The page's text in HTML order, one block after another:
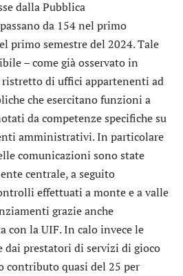
dalla Pubblica
da 154 nel primo
primo semestre del 2024. Tale
– come già osservato in
ristretto di uffici appartenenti ad
che esercitano funzioni a
da competenze specifiche su
amministrativi. In particolare
comunicazioni sono state
centrale, a seguito
effettuati a monte e a valle
grazie anche
con la UIF. In calo invece le
dai prestatori di servizi di gioco
contributo quasi del 25 per